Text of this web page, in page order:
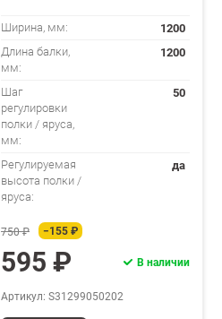
Ширина, мм: 1200
Длина балки,
мм:
1200
Шаг
регулировки
полки / яруса,
мм:
50
Регулируемая
высота полки /
яруса:
да
750 ₽ −155 ₽
595 ₽ В наличии
Артикул: S31299050202